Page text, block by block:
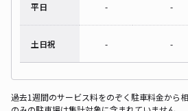
平日 - -
土日祝 - -
過去1週間のサービス料をのぞく駐車料金から